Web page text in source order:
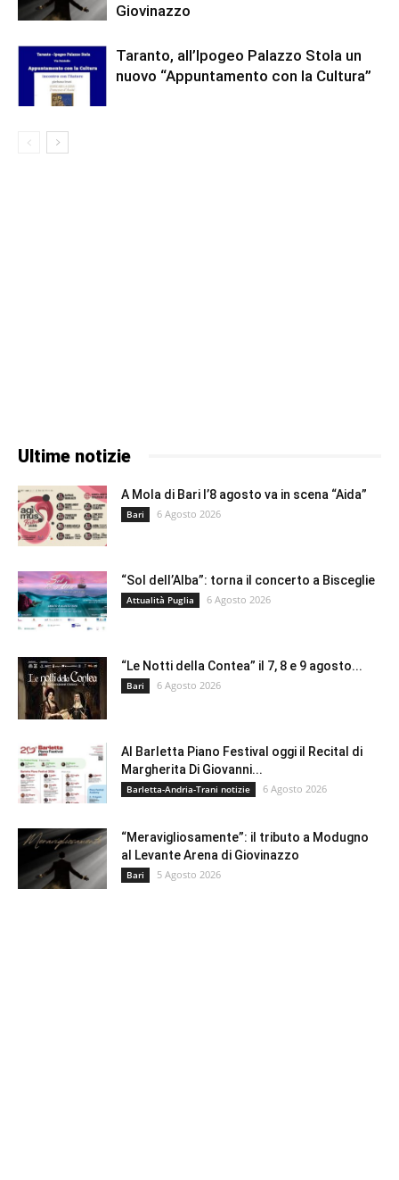
Giovinazzo
Taranto, all’Ipogeo Palazzo Stola un
nuovo “Appuntamento con la Cultura”
Ultime notizie
A Mola di Bari l’8 agosto va in scena “Aida”
Bari 6 Agosto 2026
“Sol dell’Alba”: torna il concerto a Bisceglie
Attualità Puglia 6 Agosto 2026
“Le Notti della Contea” il 7, 8 e 9 agosto...
Bari 6 Agosto 2026
Al Barletta Piano Festival oggi il Recital di
Margherita Di Giovanni...
Barletta-Andria-Trani notizie 6 Agosto 2026
“Meravigliosamente”: il tributo a Modugno
al Levante Arena di Giovinazzo
Bari 5 Agosto 2026